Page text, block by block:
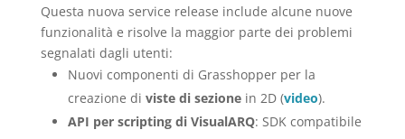
Questa nuova service release include alcune nuove
funzionalità e risolve la maggior parte dei problemi
segnalati dagli utenti:
Nuovi componenti di Grasshopper per la
creazione di viste di sezionein 2D (video).
API per scripting di VisualARQ: SDK compatibile